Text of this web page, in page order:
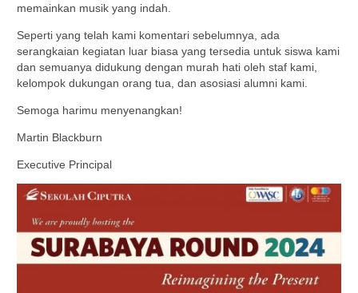
memainkan musik yang indah.
Seperti yang telah kami komentari sebelumnya, ada
serangkaian kegiatan luar biasa yang tersedia untuk siswa kami
dan semuanya didukung dengan murah hati oleh staf kami,
kelompok dukungan orang tua, dan asosiasi alumni kami.
Semoga harimu menyenangkan!
Martin Blackburn
Executive Principal